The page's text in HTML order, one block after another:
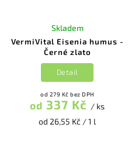
VermiVital Eisenia humus -
Černé zlato
Skladem
od 279 Kč bez DPH
od 337 Kč / ks
od 26,55 Kč / 1 l
Detail